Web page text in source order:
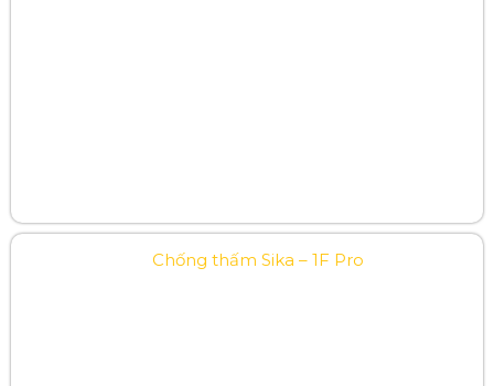
Chống thấm Sika – 1F Pro